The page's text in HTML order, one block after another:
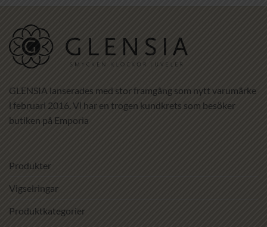
GLENSIA lanserades med stor framgång som nytt varumärke
i februari 2016. Vi har en trogen kundkrets som besöker
butiken på Emporia
Produkter
Vigselringar
Produktkategorier